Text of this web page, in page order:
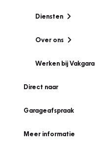
Diensten
Over ons
Werken bij
Direct naar
Garageafspraak
Meer informatie